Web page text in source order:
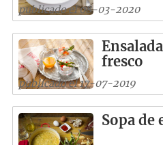
publicado el 08-03-2020
fresco
publicado el 17-07-2019
Sopa de